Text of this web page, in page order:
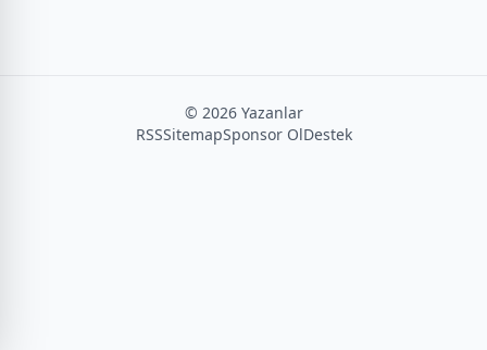
© 2026Yazanlar
RSSSitemapSponsor OlDestek